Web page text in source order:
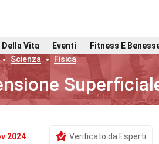
Della Vita Eventi Fitness E
Scienza Fisica
2024 Verificato da Esperti